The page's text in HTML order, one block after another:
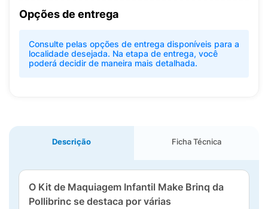
Opções de entrega
Consulte pelas opções de entrega disponíveis para a
localidade desejada. Na etapa de entrega, você
poderá decidir de maneira mais detalhada.
Descrição Ficha Técnica
O Kit de Maquiagem Infantil Make Brinq da
Pollibrinc se destaca por várias